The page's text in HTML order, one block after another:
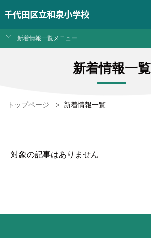
千代田区立和泉小学校
新着情報一覧メニュー
新着情報一覧
トップページ > 新着情報一覧
対象の記事はありません